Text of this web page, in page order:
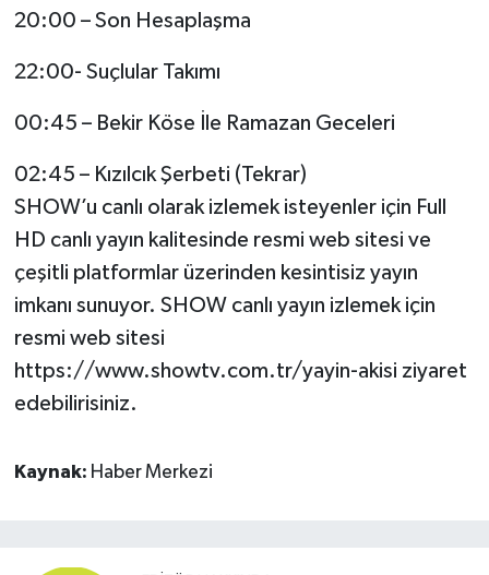
20:00 – Son Hesaplaşma
22:00- Suçlular Takımı
00:45 – Bekir Köse İle Ramazan Geceleri
02:45 – Kızılcık Şerbeti (Tekrar)
SHOW’u canlı olarak izlemek isteyenler için Full
HD canlı yayın kalitesinde resmi web sitesi ve
çeşitli platformlar üzerinden kesintisiz yayın
imkanı sunuyor. SHOW canlı yayın izlemek için
resmi web sitesi
https://www.showtv.com.tr/yayin-akisi ziyaret
edebilirisiniz.
Kaynak: Haber Merkezi